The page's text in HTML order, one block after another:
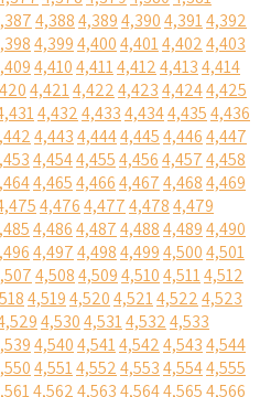
4,3884,3894,3904,3914,392
4,3994,4004,4014,4024,403
4,4104,4114,4124,4134,414
4,4214,4224,4234,4244,425
4,4324,4334,4344,4354,436
4,4434,4444,4454,4464,447
4,4544,4554,4564,4574,458
4,4654,4664,4674,4684,469
4,4764,4774,4784,479
4,4864,4874,4884,4894,490
4,4974,4984,4994,5004,501
4,5084,5094,5104,5114,512
4,5194,5204,5214,5224,523
4,5304,5314,5324,533
4,5404,5414,5424,5434,544
4,5514,5524,5534,5544,555
4,5624,5634,5644,5654,566